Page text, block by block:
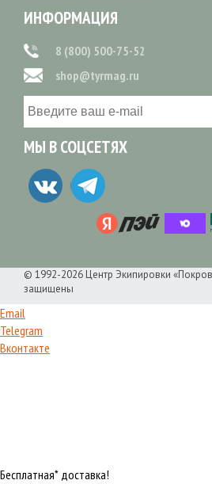
ИНФОРМАЦИЯ
8 (800) 500-75-52
shop@tyrmag.ru
МЫ В СОЦСЕТЯХ
© 1992-2026 Центр Экипировки
защищены
Email
Telegram
Вконтакте
Бесплатная* доставка!